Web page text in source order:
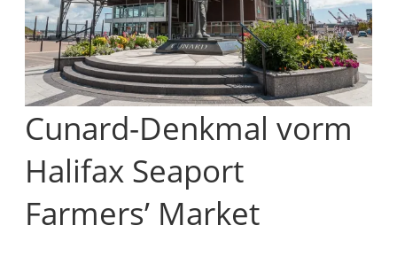
Cunard-Denkmal vorm
Halifax Seaport
Farmers’ Market